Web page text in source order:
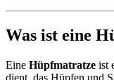
Was ist eine
Eine Hüpfmatratze ist